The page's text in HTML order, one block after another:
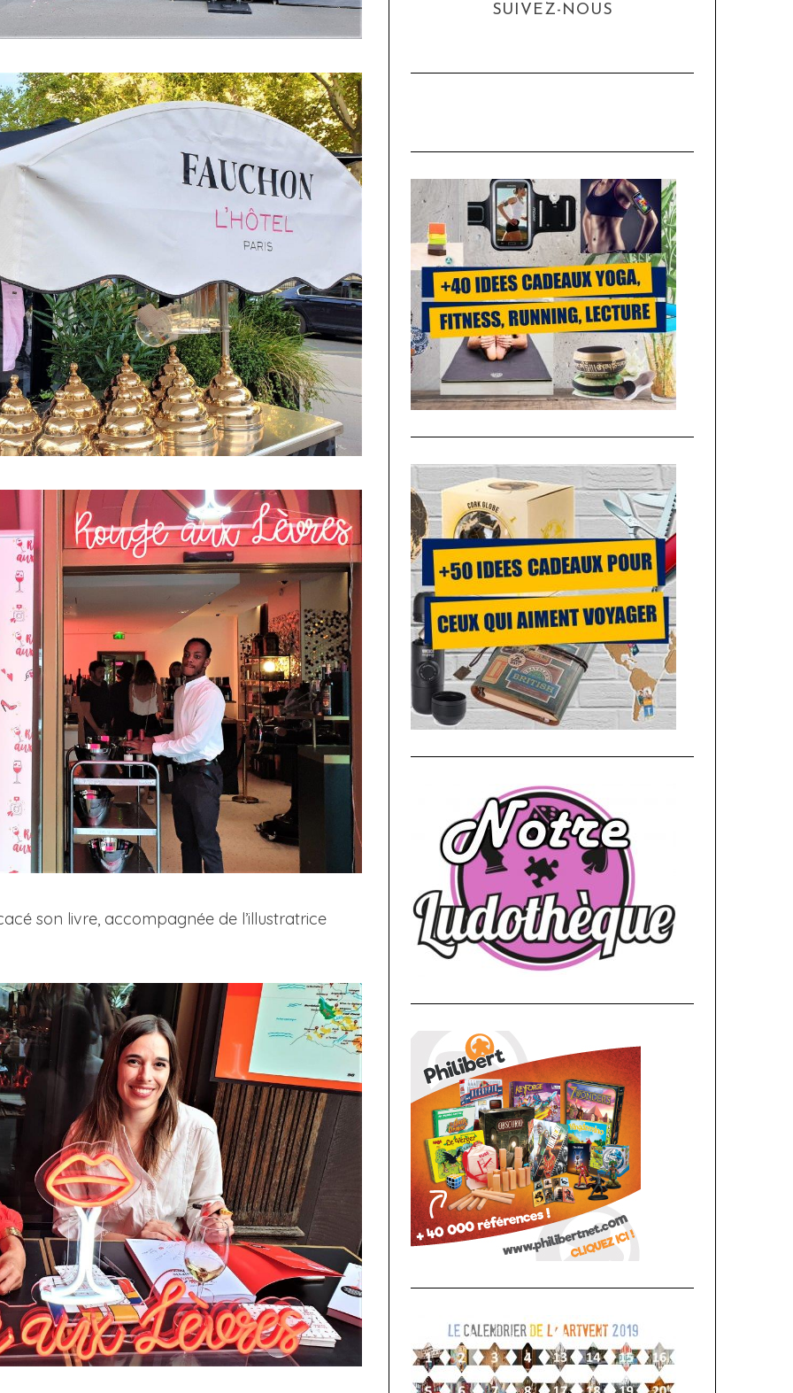
son livre, accompagnée de l’illustratrice
SUIVEZ-NOUS